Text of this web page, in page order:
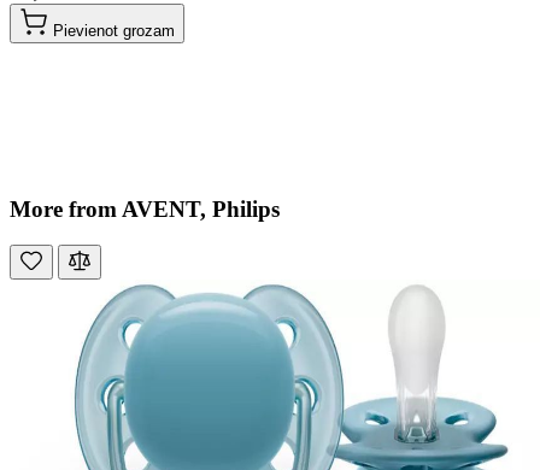
Pievienot grozam
More from AVENT, Philips